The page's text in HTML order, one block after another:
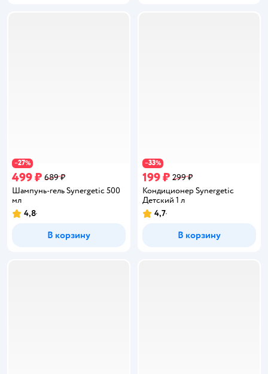
−27%
499 ₽ 689 ₽
Шампунь-гель Synergetic 500
мл
Рейтинг:
4,8
В корзину
−33%
199 ₽ 299 ₽
Кондиционер Synergetic
Детский 1 л
Рейтинг:
4,7
В корзину